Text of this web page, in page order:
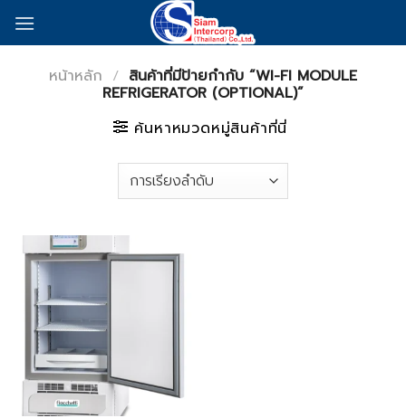
หน้าหลัก / สินค้าที่มีป้ายกำกับ “WI-FI MODULE
REFRIGERATOR (OPTIONAL)”
ค้นหาหมวดหมู่สินค้าที่นี่